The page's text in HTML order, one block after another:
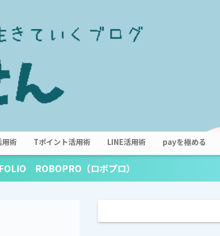
術 Tポイント活用術 LINE活用術 payを極める
ROBOPRO（ロボプロ）